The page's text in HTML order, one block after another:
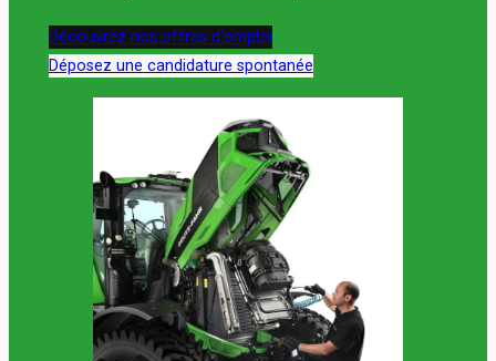
Découvrez nos offres d’emploi
Déposez une candidature spontanée